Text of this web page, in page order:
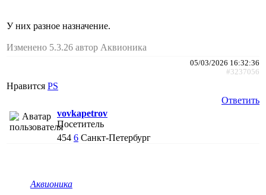
У них разное назначение.
Изменено 5.3.26 автор Аквионика
05/03/2026 16:32:36
#3237056
Нравится PS
Ответить
vovkapetrov
Посетитель
454 6 Санкт-Петербург
Аквионика